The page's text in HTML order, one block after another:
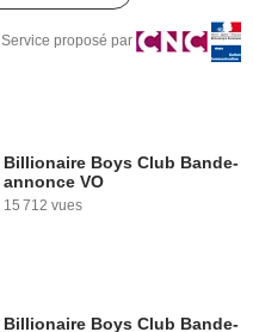
Service proposé par
Billionaire Boys Club Bande-
annonce VO
15 712 vues
Billionaire Boys Club Bande-